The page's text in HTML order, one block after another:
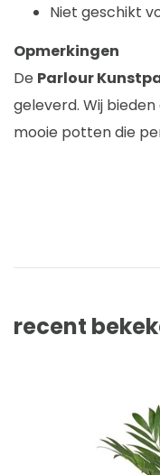
Niet geschikt
Opmerkingen
De Parlour
geleverd. Wij
mooie potten die
recent